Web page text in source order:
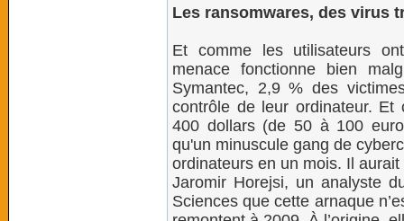
Les ransomwares, des virus
Et comme les utilisateurs
menace fonctionne bien
Symantec, 2,9 % des
contrôle de leur ordinateur.
400 dollars (de 50 à 100
qu'un minuscule gang de
ordinateurs en un mois. Il
Jaromir Horejsi, un analyste
Sciences que cette arnaque